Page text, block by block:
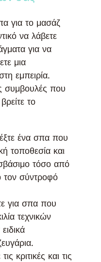
για το μασάζ
να λάβετε
για να
μια
εμπειρία.
συμβουλές που
το
ένα σπα που
τοποθεσία και
τόσο από
τον σύντροφό
για σπα που
τεχνικών
κριτικές και τις